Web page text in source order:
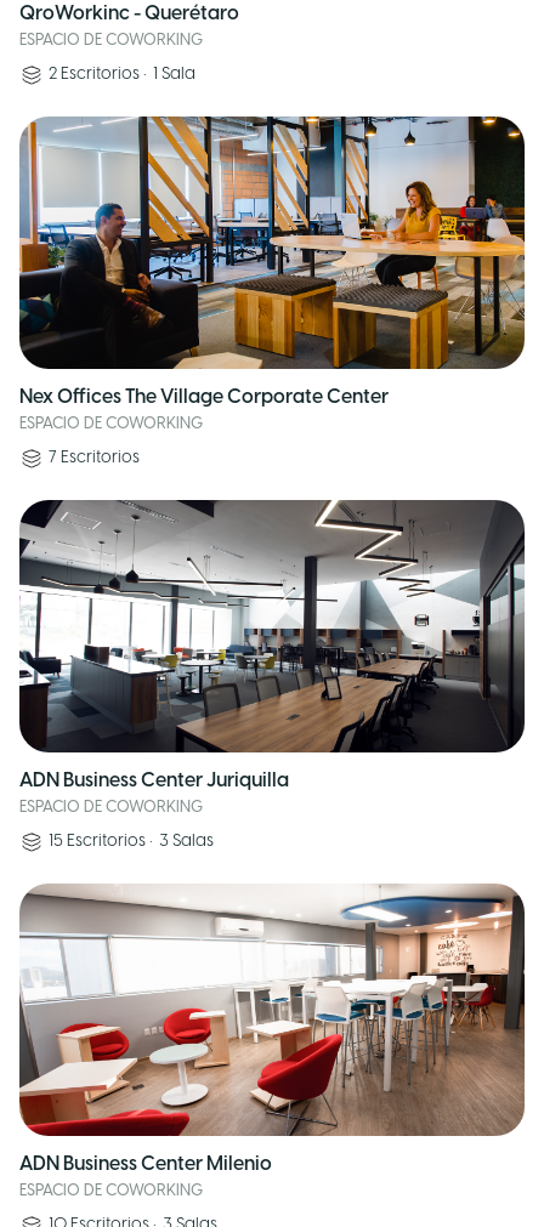
QroWorkinc - Querétaro
ESPACIO DE COWORKING
2 Escritorios • 1 Sala
Nex Offices The Village Corporate Center
ESPACIO DE COWORKING
7 Escritorios
ADN Business Center Juriquilla
ESPACIO DE COWORKING
15 Escritorios • 3 Salas
ADN Business Center Milenio
ESPACIO DE COWORKING